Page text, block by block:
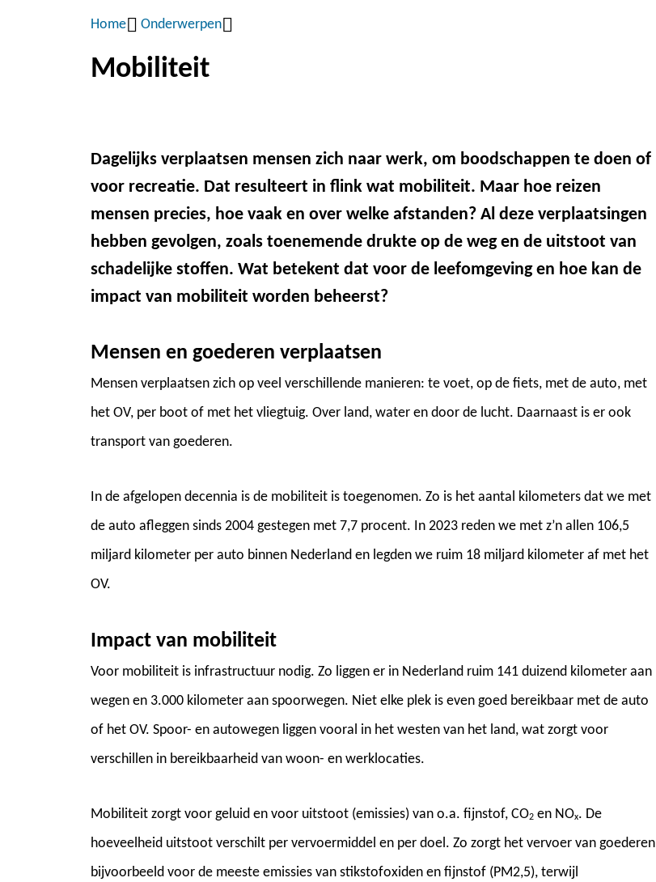
Kruimelpad
Home Onderwerpen
Mobiliteit
Dagelijks verplaatsen mensen zich naar werk, om boodschappen te doen of
voor recreatie. Dat resulteert in flink wat mobiliteit. Maar hoe reizen
mensen precies, hoe vaak en over welke afstanden? Al deze verplaatsingen
hebben gevolgen, zoals toenemende drukte op de weg en de uitstoot van
schadelijke stoffen. Wat betekent dat voor de leefomgeving en hoe kan de
impact van mobiliteit worden beheerst?
Mensen en goederen verplaatsen
Mensen verplaatsen zich op veel verschillende manieren: te voet, op de fiets, met de auto, met
het OV, per boot of met het vliegtuig. Over land, water en door de lucht. Daarnaast is er ook
transport van goederen.
In de afgelopen decennia is de mobiliteit is toegenomen. Zo is het aantal kilometers dat we met
de auto afleggen sinds 2004 gestegen met 7,7 procent. In 2023 reden we met z’n allen 106,5
miljard kilometer per auto binnen Nederland en legden we ruim 18 miljard kilometer af met het
OV.
Impact van mobiliteit
Voor mobiliteit is infrastructuur nodig. Zo liggen er in Nederland ruim 141 duizend kilometer aan
wegen en 3.000 kilometer aan spoorwegen. Niet elke plek is even goed bereikbaar met de auto
of het OV. Spoor- en autowegen liggen vooral in het westen van het land, wat zorgt voor
verschillen in bereikbaarheid van woon- en werklocaties.
Mobiliteit zorgt voor geluid en voor uitstoot (emissies) van o.a. fijnstof, CO2 en NOx. De
hoeveelheid uitstoot verschilt per vervoermiddel en per doel. Zo zorgt het vervoer van goederen
bijvoorbeeld voor de meeste emissies van stikstofoxiden en fijnstof (PM2,5), terwijl